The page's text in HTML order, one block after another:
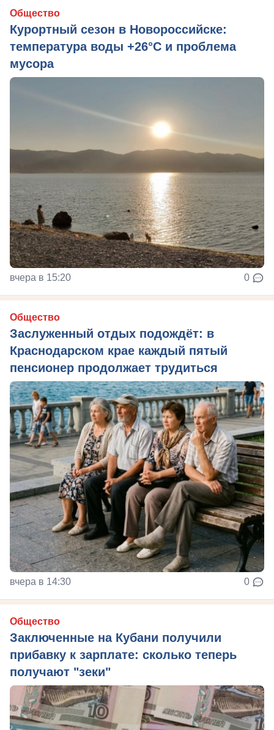
Общество
Курортный сезон в Новороссийске:
температура воды +26°C и проблема
мусора
вчера в 15:20 0
Общество
Заслуженный отдых подождёт: в
Краснодарском крае каждый пятый
пенсионер продолжает трудиться
вчера в 14:30 0
Общество
Заключенные на Кубани получили
прибавку к зарплате: сколько теперь
получают "зеки"